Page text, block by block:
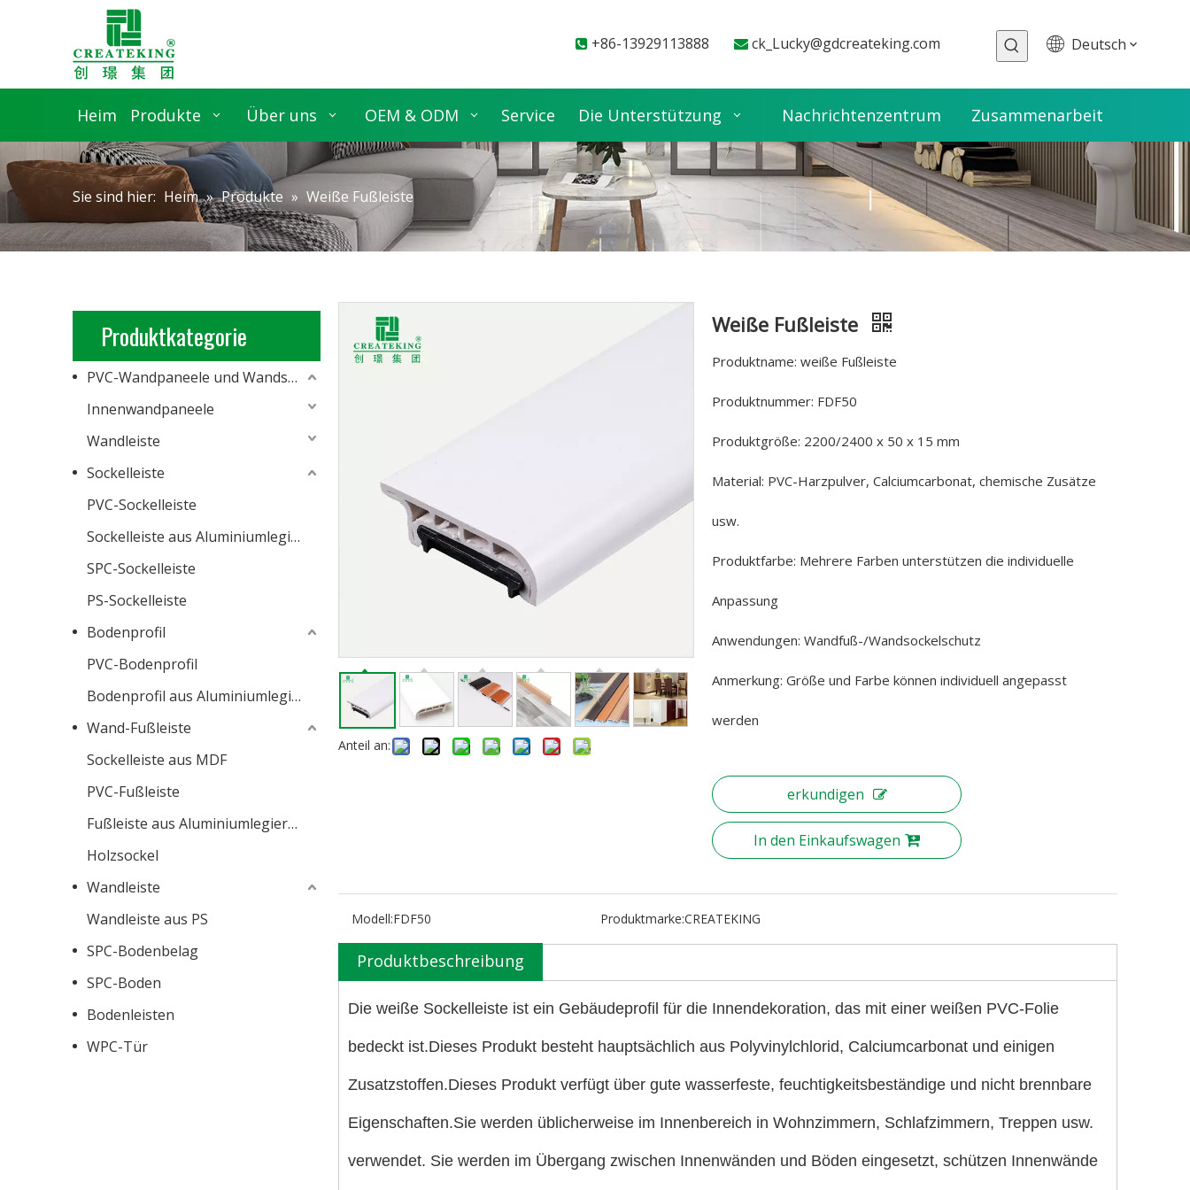
 +86-13929113888  ck_Lucky@gdcreateking.com Deutsch
Heim Produkte Über uns OEM & ODM Service Die Unterstützung Nachrichtenzentrum Zusammenarbeit
Sie sind hier: Heim » Produkte » Weiße Fußleiste
Produktkategorie
PVC-Wandpaneele und Wandschalung
Innenwandpaneele
Wandleiste
Sockelleiste
PVC-Sockelleiste
Sockelleiste aus Aluminiumlegierung
SPC-Sockelleiste
PS-Sockelleiste
Bodenprofil
PVC-Bodenprofil
Bodenprofil aus Aluminiumlegierung
Wand-Fußleiste
Sockelleiste aus MDF
PVC-Fußleiste
Fußleiste aus Aluminiumlegierung
Holzsockel
Wandleiste
Wandleiste aus PS
SPC-Bodenbelag
SPC-Boden
Bodenleisten
WPC-Tür
Anteil an:
Weiße Fußleiste
Produktname: weiße Fußleiste
Produktnummer: FDF50
Produktgröße: 2200/2400 x 50 x 15 mm
Material: PVC-Harzpulver, Calciumcarbonat, chemische Zusätze
usw.
Produktfarbe: Mehrere Farben unterstützen die individuelle
Anpassung
Anwendungen: Wandfuß-/Wandsockelschutz
Anmerkung: Größe und Farbe können individuell angepasst
werden
erkundigen
In den Einkaufswagen
Modell:FDF50 Produktmarke:CREATEKING
Produktbeschreibung
Die weiße Sockelleiste ist ein Gebäudeprofil für die Innendekoration, das mit einer weißen PVC-Folie
bedeckt ist.Dieses Produkt besteht hauptsächlich aus Polyvinylchlorid, Calciumcarbonat und einigen
Zusatzstoffen.Dieses Produkt verfügt über gute wasserfeste, feuchtigkeitsbeständige und nicht brennbare
Eigenschaften.Sie werden üblicherweise im Innenbereich in Wohnzimmern, Schlafzimmern, Treppen usw.
verwendet. Sie werden im Übergang zwischen Innenwänden und Böden eingesetzt, schützen Innenwände